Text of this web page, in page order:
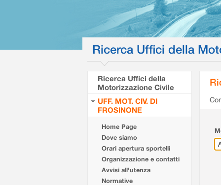
Ricerca Uffici della
Ricerca Uffici della
Motorizzazione Civile
UFF. MOT. CIV. DI
FROSINONE
Home Page
Dove siamo
Orari apertura sportelli
Organizzazione e contatti
Avvisi all'utenza
Normative